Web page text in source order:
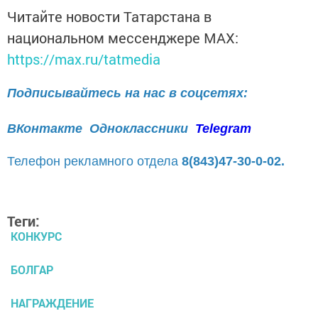
Читайте новости Татарстана в
национальном мессенджере MАХ:
https://max.ru/tatmedia
Подписывайтесь на нас в соцсетях:
ВКонтакте Одноклассники Telegram
Телефон рекламного отдела 8(843)47-30-0-02.
Теги:
КОНКУРС
БОЛГАР
НАГРАЖДЕНИЕ